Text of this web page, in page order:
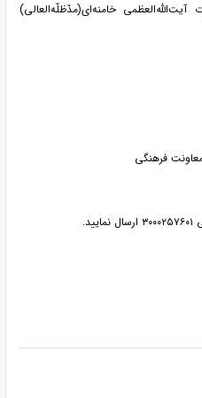
خامنه‌ای(مدّظلّه‌العالی)
فرهنگی